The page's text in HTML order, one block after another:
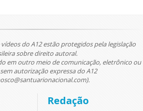
do A12 estão protegidos pela legislação
sobre direito autoral.
em outro meio de comunicação, eletrônico ou
autorização expressa do A12
Redação